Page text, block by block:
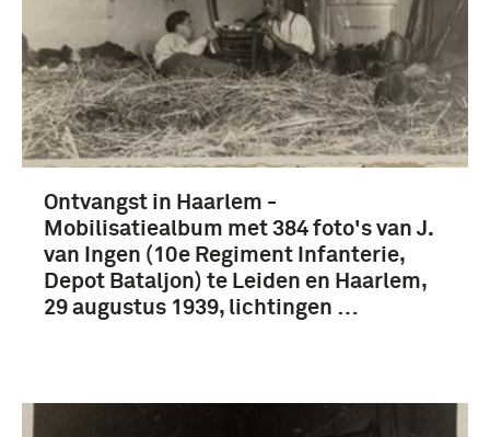
Fotografisch materiaal, Geheugen van Nederland
(379)
10e Depot Bataljon (351)
Departement van Defensie (22)
Militaire Geneeskundige Dienst (9)
Ontvangst in Haarlem -
Mobilisatiealbum met 384 foto's van J.
van Ingen (10e Regiment Infanterie,
Depot Bataljon) te Leiden en Haarlem,
29 augustus 1939, lichtingen …